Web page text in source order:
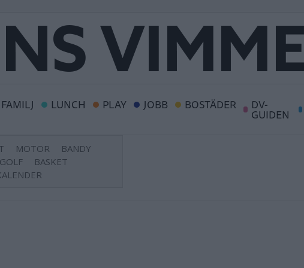
FAMILJ LUNCH PLAY JOBB BOSTÄDER DV-
GUIDEN
MOTOR
BANDY
GOLF
BASKET